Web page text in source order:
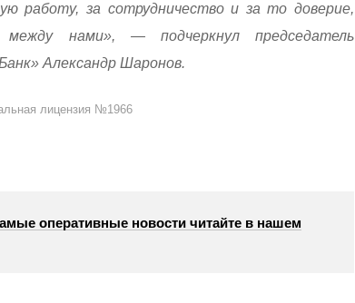
работу, за сотрудничество и за то доверие,
между нами», — подчеркнул председатель
Александр Шаронов.
лицензия №1966
оперативные новости читайте в нашем